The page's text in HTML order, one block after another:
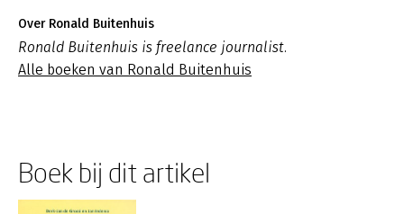
Over Ronald Buitenhuis
Ronald Buitenhuis is freelance journalist.
Alle boeken van Ronald Buitenhuis
Boek bij dit artikel